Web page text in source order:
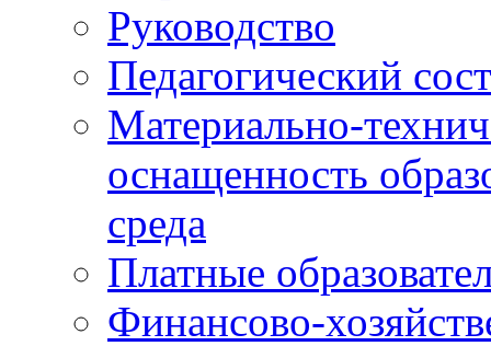
Руководство
Педагогический
Материально-
оснащенность
среда
Платные
Финансово-